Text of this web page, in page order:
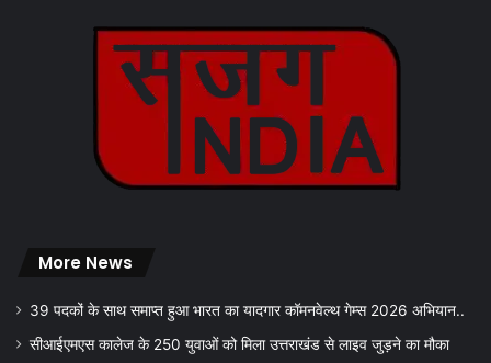
More News
39 पदकों के साथ समाप्त हुआ भारत का यादगार कॉमनवेल्थ गेम्स 2026 अभियान..
सीआईएमएस कालेज के 250 युवाओं को मिला उत्तराखंड से लाइव जुड़ने का मौका